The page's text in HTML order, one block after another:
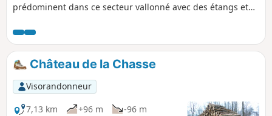
prédominent dans ce secteur vallonné avec des étangs et
permet de découvrir quelques éléments intéressants du
patrimoine local.
Château de la Chasse
Visorandonneur
7,13 km
+96 m
-96 m